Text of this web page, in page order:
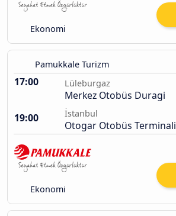
Ekonomi
Pamukkale Turizm
17:00 Lüleburgaz
Merkez Otobüs Duragi
19:00
İstanbul
Otogar Otobüs Terminali
Ekonomi